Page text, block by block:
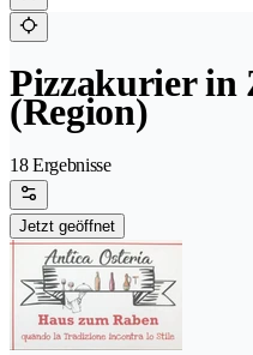
Pizzakurier in
(Region)
18 Ergebnisse
Jetzt geöffnet